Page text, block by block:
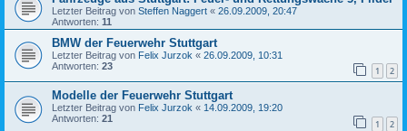
Letzter Beitrag von Steffen Naggert « 26.09.2009, 20:47
Antworten: 11
BMW der Feuerwehr Stuttgart
Letzter Beitrag von Felix Jurzok « 26.09.2009, 10:31
Antworten: 23 1 2
Modelle der Feuerwehr Stuttgart
Letzter Beitrag von Felix Jurzok « 14.09.2009, 19:20
Antworten: 21 1 2